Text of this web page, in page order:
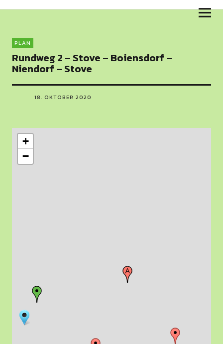
Skulpturenweg am Salzhaff
PLAN
Rundweg 2 – Stove – Boiensdorf –
Niendorf – Stove
18. OKTOBER 2020
+
−